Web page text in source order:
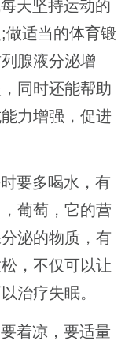
天坚持运动的
做适当的体育锻
腺液分泌增
同时还能帮助
力增强，促进
要多喝水，有
葡萄，它的营
泌的物质，有
，不仅可以让
治疗失眠。
着凉，要适量